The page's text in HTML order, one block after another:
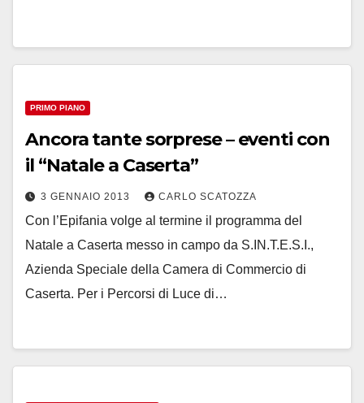
PRIMO PIANO
Ancora tante sorprese – eventi con
il “Natale a Caserta”
3 GENNAIO 2013 CARLO SCATOZZA
Con l’Epifania volge al termine il programma del
Natale a Caserta messo in campo da S.IN.T.E.S.I.,
Azienda Speciale della Camera di Commercio di
Caserta. Per i Percorsi di Luce di…